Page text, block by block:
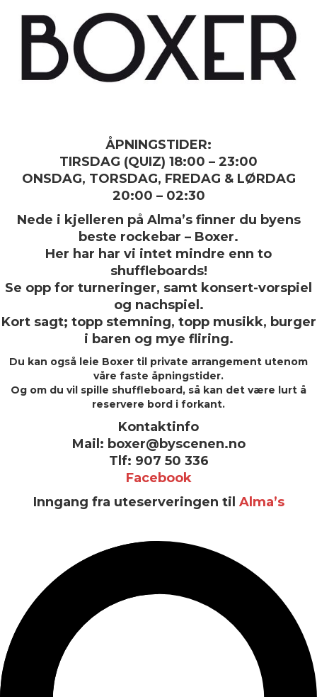
ÅPNINGSTIDER:
TIRSDAG (QUIZ) 18:00 – 23:00
ONSDAG, TORSDAG, FREDAG & LØRDAG
20:00 – 02:30
Nede i kjelleren på Alma’s finner du byens
beste rockebar – Boxer.
Her har har vi intet mindre enn to
shuffleboards!
Se opp for turneringer, samt konsert-vorspiel
og nachspiel.
Kort sagt; topp stemning, topp musikk, burger
i baren og mye fliring.
Du kan også leie Boxer til private arrangement utenom
våre faste åpningstider.
Og om du vil spille shuffleboard, så kan det være lurt å
reservere bord i forkant.
Kontaktinfo
Mail: boxer@byscenen.no
Tlf: 907 50 336
Facebook
Inngang fra uteserveringen til Alma’s